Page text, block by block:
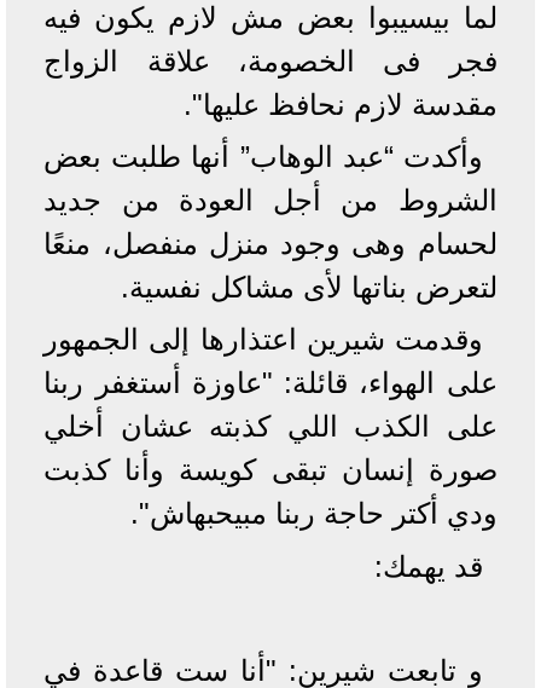
لما بيسيبوا بعض مش لازم يكون فيه
فجر فى الخصومة، علاقة الزواج
مقدسة لازم نحافظ عليها".
وأكدت “عبد الوهاب” أنها طلبت بعض
الشروط من أجل العودة من جديد
لحسام وهى وجود منزل منفصل، منعًا
لتعرض بناتها لأى مشاكل نفسية.
وقدمت شيرين اعتذارها إلى الجمهور
على الهواء، قائلة: "عاوزة أستغفر ربنا
على الكذب اللي كذبته عشان أخلي
صورة إنسان تبقى كويسة وأنا كذبت
ودي أكتر حاجة ربنا مبيحبهاش".
قد يهمك:
و تابعت شيرين: "أنا ست قاعدة في